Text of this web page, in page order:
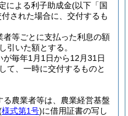
による利子助成金(以下「国
された場合に、交付するも
者等ごとに支払った利息の額
引いた額とする。
毎年1月1日から12月31日
て、一時に交付するものと
農業者等は、農業経営基盤
様式第1号)に借用証書の写し